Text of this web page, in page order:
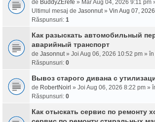
de BuddyZErefe » Mar Aug 04, 2026 9:11 pm
Ultimul mesaj de Jasonnut» Vin Aug 07,
Răspunsuri: 1
Как разыскать автомобильный
аварийный транспорт
de Jasonnut» Joi Aug 06, 2026 10:52 pm » în
Răspunsuri: 0
Вывоз старого дивана с
de RobertNoirl » Joi Aug 06, 2026 8:22 pm »
Răspunsuri: 0
Как отыскать сервис по ремонту